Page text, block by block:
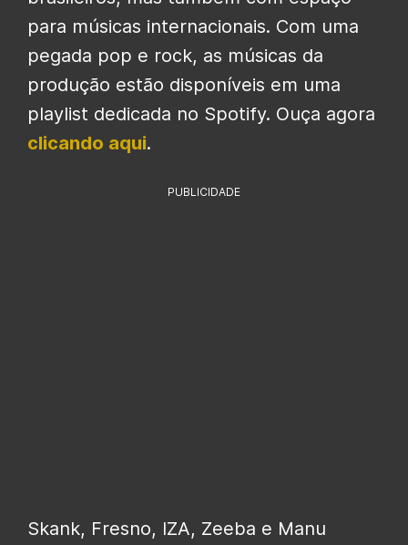
para músicas internacionais. Com uma
pegada pop e rock, as músicas da
produção estão disponíveis em uma
playlist dedicada no Spotify. Ouça agora
clicando aqui.
PUBLICIDADE
Skank, Fresno, IZA, Zeeba e Manu